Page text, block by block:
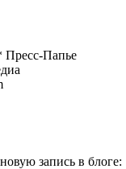
Пресс-Папье
запись в блоге: